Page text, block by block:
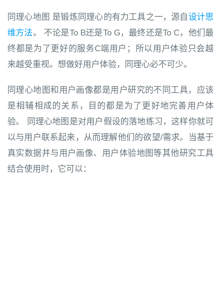
同理心地图 是锻炼同理心的有力工具之一，源自设计思
维方法。 不论是To B还是To G，最终还是To C，他们最
终都是为了更好的服务C端用户；所以用户体验只会越
来越受重视。想做好用户体验，同理心必不可少。
同理心地图和用户画像都是用户研究的不同工具，应该
是相辅相成的关系，目的都是为了更好地完善用户体
验。 同理心地图是对用户假设的落地练习，这样你就可
以与用户联系起来，从而理解他们的欲望/需求。当基于
真实数据并与用户画像、用户体验地图等其他研究工具
结合使用时，它可以：